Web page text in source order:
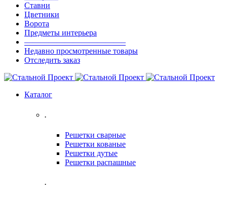
Ставни
Цветники
Ворота
Предметы интерьера
————————————–
Недавно просмотренные товары
Отследить заказ
Каталог
.
Решетки сварные
Решетки кованые
Решетки дутые
Решетки распашные
.